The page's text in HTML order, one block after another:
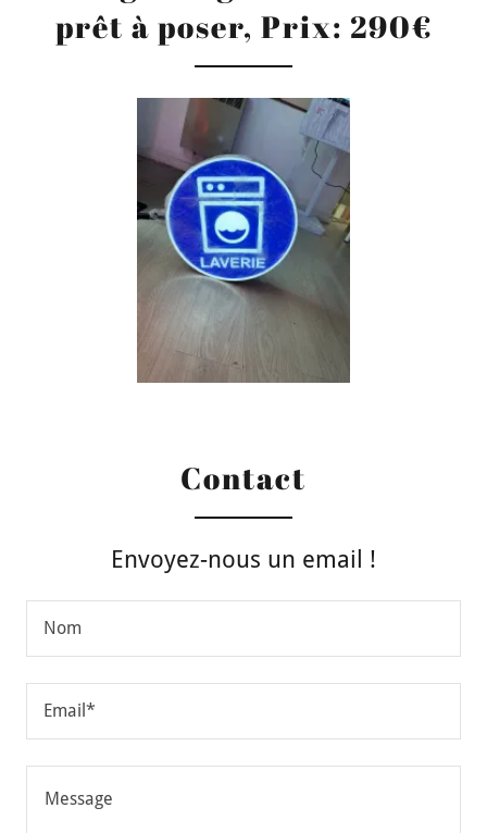
prêt à poser, Prix: 290€
Contact
Envoyez-nous un email !
Nom
Email*